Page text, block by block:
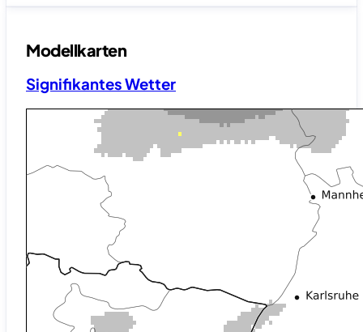
Modellkarten
Signifikantes Wetter